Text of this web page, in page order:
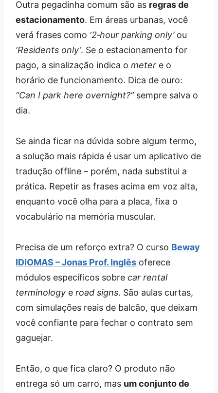
Outra pegadinha comum são as regras de
estacionamento. Em áreas urbanas, você
verá frases como ‘2‑hour parking only’ou
‘Residents only’. Se o estacionamento for
pago, a sinalização indica o meter e o
horário de funcionamento. Dica de ouro:
“Can I park here overnight?”sempre salva o
dia.
Se ainda ficar na dúvida sobre algum termo,
a solução mais rápida é usar um aplicativo de
tradução offline – porém, nada substitui a
prática. Repetir as frases acima em voz alta,
enquanto você olha para a placa, fixa o
vocabulário na memória muscular.
Precisa de um reforço extra? O curso Beway
IDIOMAS – Jonas Prof. Inglês oferece
módulos específicos sobre car rental
terminology e road signs. São aulas curtas,
com simulações reais de balcão, que deixam
você confiante para fechar o contrato sem
gaguejar.
Então, o que fica claro? O produto não
entrega só um carro, mas um conjunto de